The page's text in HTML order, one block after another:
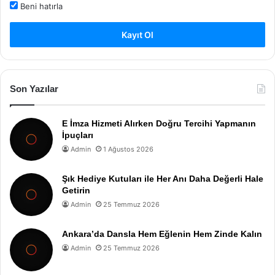
Beni hatırla
Kayıt Ol
Son Yazılar
E İmza Hizmeti Alırken Doğru Tercihi Yapmanın
İpuçları
Admin 1 Ağustos 2026
Şık Hediye Kutuları ile Her Anı Daha Değerli Hale
Getirin
Admin 25 Temmuz 2026
Ankara’da Dansla Hem Eğlenin Hem Zinde Kalın
Admin 25 Temmuz 2026